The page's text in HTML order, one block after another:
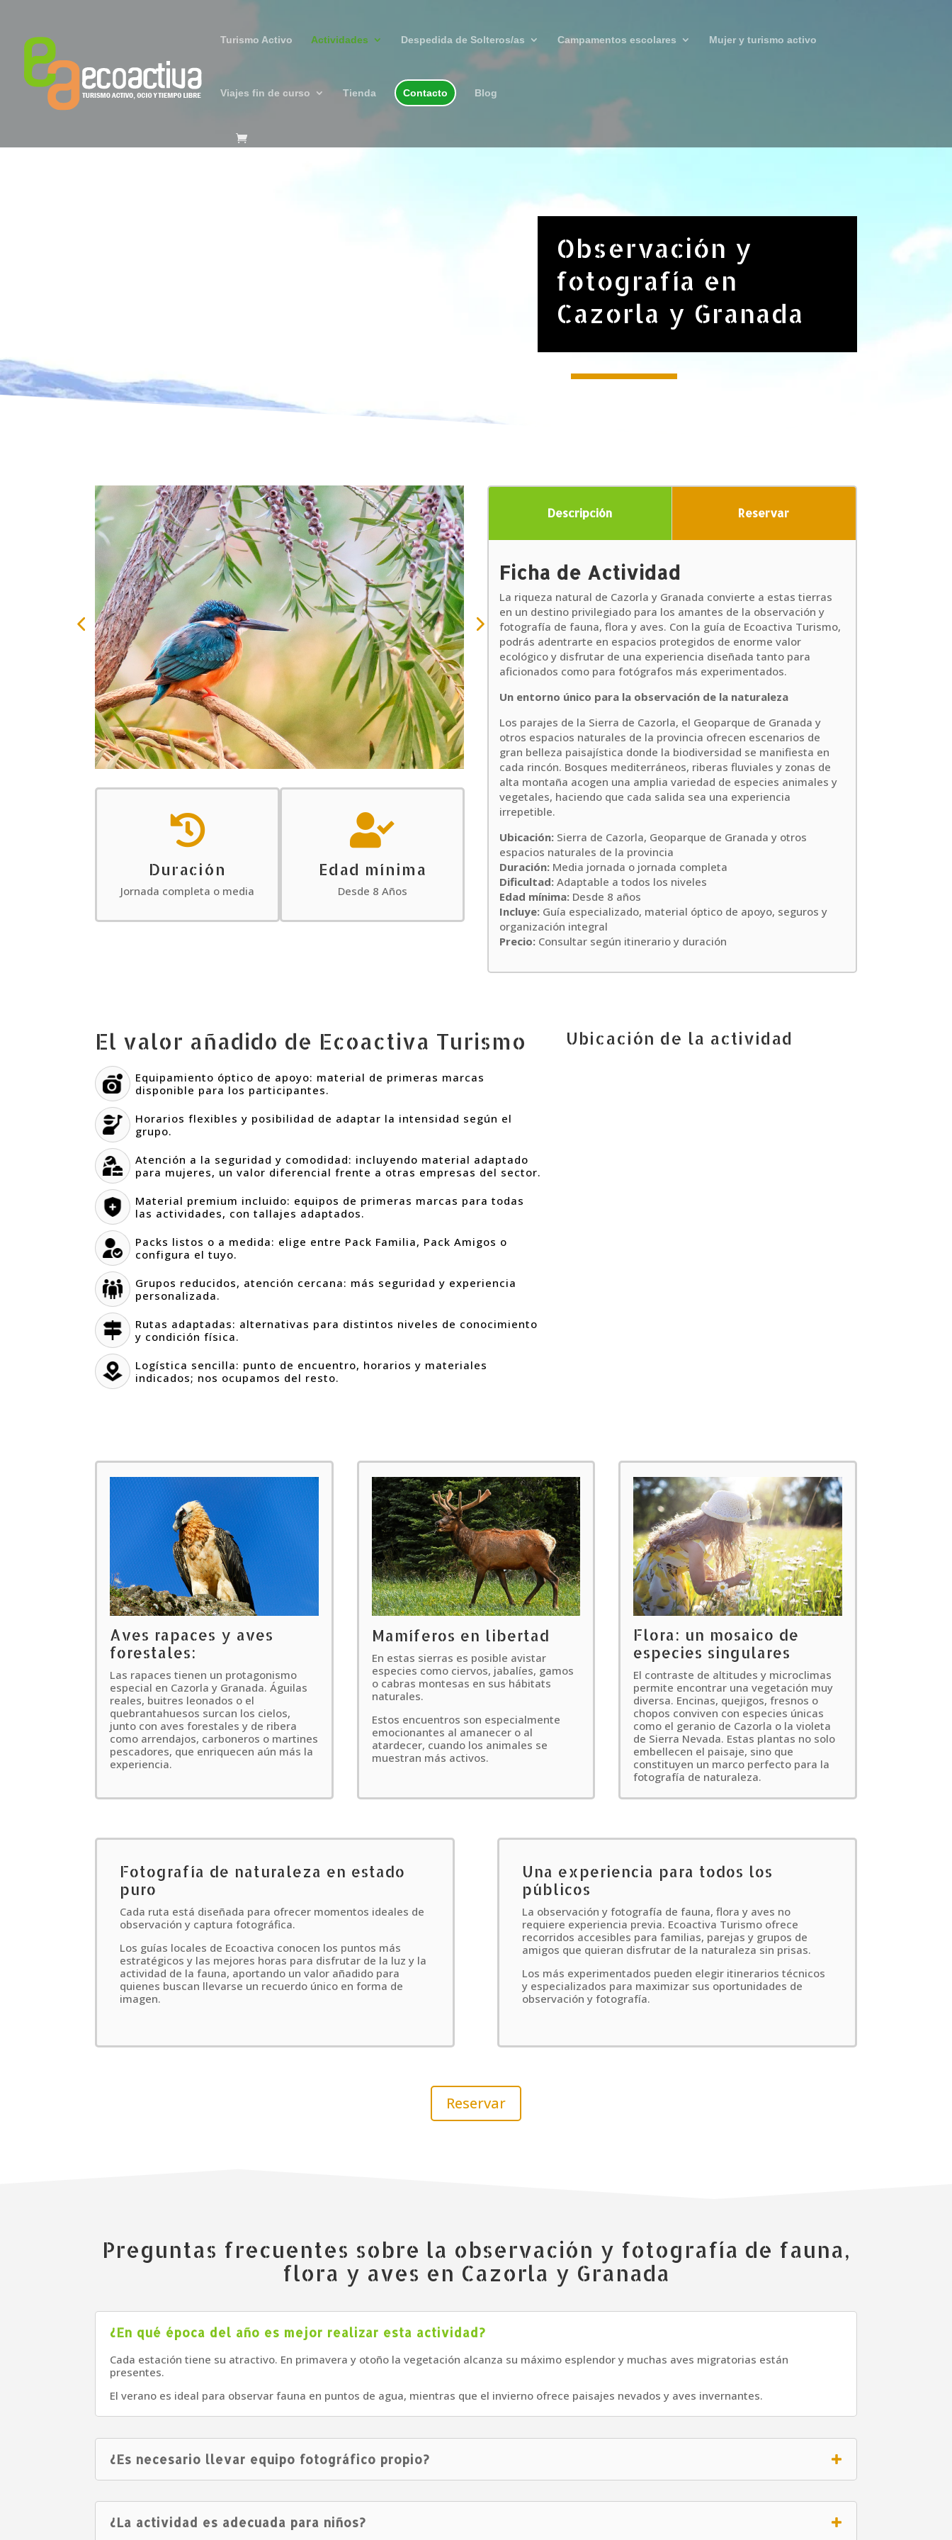
Turismo Activo Actividades Despedida de Solteros/as Campamentos escolares Mujer y turismo activo
Viajes fin de curso Tienda Contacto Blog
Observación y
fotografía en
Cazorla y Granada

Duración
Jornada completa o media

Edad mínima
Desde 8 Años
Descripción Reservar
Ficha de Actividad
La riqueza natural de Cazorla y Granada convierte a estas tierras
en un destino privilegiado para los amantes de la observación y
fotografía de fauna, flora y aves. Con la guía de Ecoactiva Turismo,
podrás adentrarte en espacios protegidos de enorme valor
ecológico y disfrutar de una experiencia diseñada tanto para
aficionados como para fotógrafos más experimentados.
Un entorno único para la observación de la naturaleza
Los parajes de la Sierra de Cazorla, el Geoparque de Granada y
otros espacios naturales de la provincia ofrecen escenarios de
gran belleza paisajística donde la biodiversidad se manifiesta en
cada rincón. Bosques mediterráneos, riberas fluviales y zonas de
alta montaña acogen una amplia variedad de especies animales y
vegetales, haciendo que cada salida sea una experiencia
irrepetible.
Ubicación: Sierra de Cazorla, Geoparque de Granada y otros
espacios naturales de la provincia
Duración: Media jornada o jornada completa
Dificultad: Adaptable a todos los niveles
Edad mínima: Desde 8 años
Incluye: Guía especializado, material óptico de apoyo, seguros y
organización integral
Precio: Consultar según itinerario y duración
El valor añadido de Ecoactiva Turismo
Equipamiento óptico de apoyo: material de primeras marcas
disponible para los participantes.
Horarios flexibles y posibilidad de adaptar la intensidad según el
grupo.
Atención a la seguridad y comodidad: incluyendo material adaptado
para mujeres, un valor diferencial frente a otras empresas del sector.
Material premium incluido: equipos de primeras marcas para todas
las actividades, con tallajes adaptados.
Packs listos o a medida: elige entre Pack Familia, Pack Amigos o
configura el tuyo.
Grupos reducidos, atención cercana: más seguridad y experiencia
personalizada.
Rutas adaptadas: alternativas para distintos niveles de conocimiento
y condición física.
Logística sencilla: punto de encuentro, horarios y materiales
indicados; nos ocupamos del resto.
Ubicación de la actividad
Aves rapaces y aves
forestales:
Las rapaces tienen un protagonismo
especial en Cazorla y Granada. Águilas
reales, buitres leonados o el
quebrantahuesos surcan los cielos,
junto con aves forestales y de ribera
como arrendajos, carboneros o martines
pescadores, que enriquecen aún más la
experiencia.
Mamíferos en libertad
En estas sierras es posible avistar
especies como ciervos, jabalíes, gamos
o cabras montesas en sus hábitats
naturales.
Estos encuentros son especialmente
emocionantes al amanecer o al
atardecer, cuando los animales se
muestran más activos.
Flora: un mosaico de
especies singulares
El contraste de altitudes y microclimas
permite encontrar una vegetación muy
diversa. Encinas, quejigos, fresnos o
chopos conviven con especies únicas
como el geranio de Cazorla o la violeta
de Sierra Nevada. Estas plantas no solo
embellecen el paisaje, sino que
constituyen un marco perfecto para la
fotografía de naturaleza.
Fotografía de naturaleza en estado
puro
Cada ruta está diseñada para ofrecer momentos ideales de
observación y captura fotográfica.
Los guías locales de Ecoactiva conocen los puntos más
estratégicos y las mejores horas para disfrutar de la luz y la
actividad de la fauna, aportando un valor añadido para
quienes buscan llevarse un recuerdo único en forma de
imagen.
Una experiencia para todos los
públicos
La observación y fotografía de fauna, flora y aves no
requiere experiencia previa. Ecoactiva Turismo ofrece
recorridos accesibles para familias, parejas y grupos de
amigos que quieran disfrutar de la naturaleza sin prisas.
Los más experimentados pueden elegir itinerarios técnicos
y especializados para maximizar sus oportunidades de
observación y fotografía.
Reservar
Preguntas frecuentes sobre la observación y fotografía de fauna,
flora y aves en Cazorla y Granada
¿En qué época del año es mejor realizar esta actividad?
Cada estación tiene su atractivo. En primavera y otoño la vegetación alcanza su máximo esplendor y muchas aves migratorias están
presentes.
El verano es ideal para observar fauna en puntos de agua, mientras que el invierno ofrece paisajes nevados y aves invernantes.
¿Es necesario llevar equipo fotográfico propio?
¿La actividad es adecuada para niños?